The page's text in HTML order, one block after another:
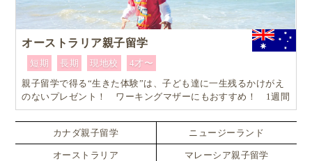
オーストラリア親子留学
短期 長期 現地校
4才〜
親子留学で得る“生きた体験”は、子ども達に一生残るかけがえ
のないプレゼント！ ワーキングマザーにもおすすめ！ 1週間
からはじめるオーストラリア親子留学
カナダ親子留学 ニュージーランド
オーストラリア マレーシア親子留学